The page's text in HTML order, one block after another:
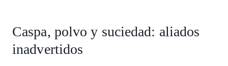
Caspa, polvo y suciedad: aliados
inadvertidos